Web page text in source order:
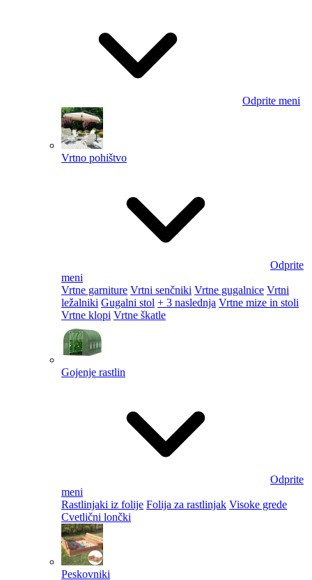
Odprite meni
Vrtno pohištvo
Odprite
meni
Vrtne garniture Vrtni senčniki Vrtne gugalnice Vrtni
ležalniki Gugalni stol + 3 naslednja Vrtne mize in stoli
Vrtne klopi Vrtne škatle
Gojenje rastlin
Odprite
meni
Rastlinjaki iz folije Folija za rastlinjak Visoke grede
Cvetlični lončki
Peskovniki